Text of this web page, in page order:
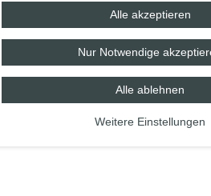
Alle akzeptieren
Nur Notwendige
Alle ablehnen
Weitere Einstellungen